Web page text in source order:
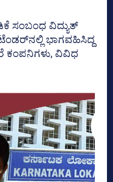
ಸಂಬಂಧ ವಿದ್ಯುತ್‌
ಭಾಗವಹಿಸಿದ್ದ
ಕಂಪನಿಗಳು, ವಿವಿಧ